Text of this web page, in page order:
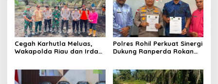
Cegah Karhutla Meluas,
Wakapolda Riau dan Irdam
Limau Kapas
Polres Rohil Perkuat Sinergi
Dukung Ranperda Rokan